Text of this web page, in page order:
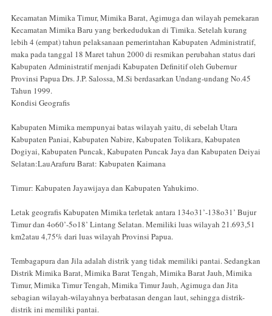
Kecamatan Mimika Timur, Mimika Barat, Agimuga dan wilayah pemekaran
Kecamatan Mimika Baru yang berkedudukan di Timika. Setelah kurang
lebih 4 (empat) tahun pelaksanaan pemerintahan Kabupaten Administratif,
maka pada tanggal 18 Maret tahun 2000 di resmikan perubahan status dari
Kabupaten Administratif menjadi Kabupaten Definitif oleh Gubernur
Provinsi Papua Drs. J.P. Salossa, M.Si berdasarkan Undang-undang No.45
Tahun 1999.
Kondisi Geografis
Kabupaten Mimika mempunyai batas wilayah yaitu, di sebelah Utara
Kabupaten Paniai, Kabupaten Nabire, Kabupaten Tolikara, Kabupaten
Dogiyai, Kabupaten Puncak, Kabupaten Puncak Jaya dan Kabupaten Deiyai
Selatan:LauArafuru Barat: Kabupaten Kaimana
Timur: Kabupaten Jayawijaya dan Kabupaten Yahukimo.
Letak geografis Kabupaten Mimika terletak antara 134o31’-138o31’ Bujur
Timur dan 4o60’-5o18’ Lintang Selatan. Memiliki luas wilayah 21.693,51
km2atau 4,75% dari luas wilayah Provinsi Papua.
Tembagapura dan Jila adalah distrik yang tidak memiliki pantai. Sedangkan
Distrik Mimika Barat, Mimika Barat Tengah, Mimika Barat Jauh, Mimika
Timur, Mimika Timur Tengah, Mimika Timur Jauh, Agimuga dan Jita
sebagian wilayah-wilayahnya berbatasan dengan laut, sehingga distrik-
distrik ini memiliki pantai.